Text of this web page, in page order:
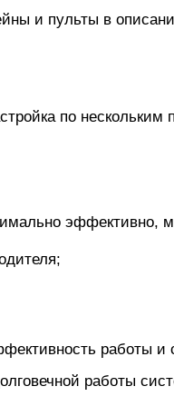
и пульты в
по
эффективно,
работы и
работы